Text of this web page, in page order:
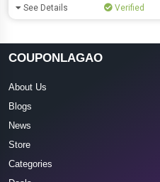
See Details Verified
COUPONLAGAO
About Us
Blogs
News
Store
Categories